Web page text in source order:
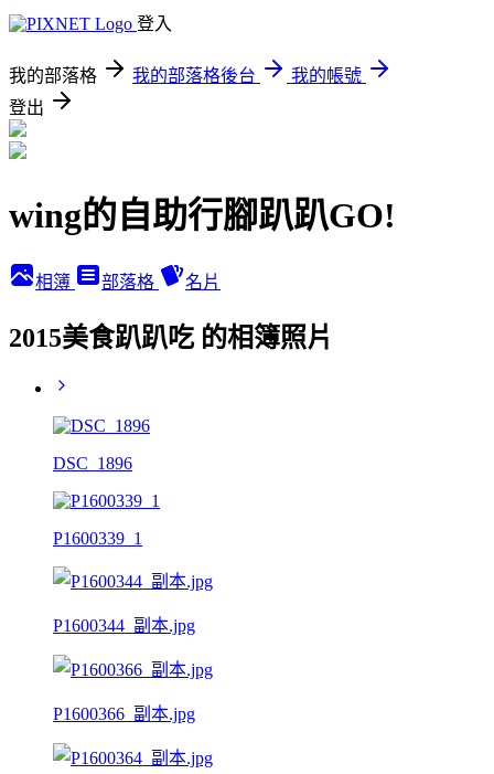
登入
我的部落格 我的部落格後台
我的帳號
登出
wing的自助行腳趴趴GO!
相簿 部落格 名片
2015美食趴趴吃 的相簿照片
DSC_1896
P1600339_1
P1600344_副本.jpg
P1600366_副本.jpg